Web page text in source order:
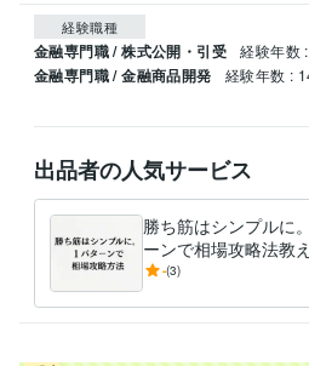
経験職種
金融専門職 / 株式公開・引受 経験年数
金融専門職 / 金融商品開発 経験年数 :
出品者の人気サービス
勝ち筋はシンプルに
ーンで相場攻略法教
投資歴１３年専業ト
ード法
-(3)